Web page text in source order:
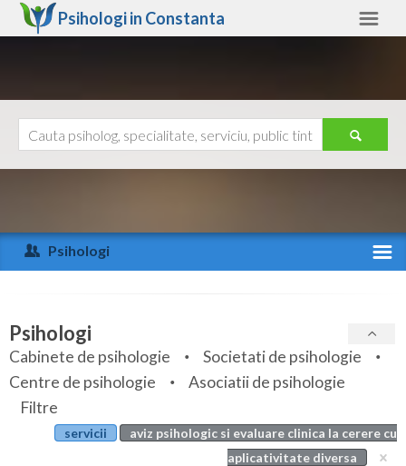
Psihologi in Constanta
Arad
Arges
Bihor
Bistrita-Nasaud
Botosani
Ajutor
Psihologi
Specialitati
Servicii
Articole
Evenimente
Psihologi
Cabinete de psihologie
Societati de psihologie
Centre de psihologie
Asociatii de psihologie
Filtre
servicii
aviz psihologic si evaluare clinica la cerere cu
aplicativitate diversa